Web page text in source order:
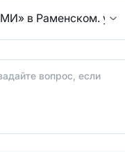
в Раменском. ул.
вопрос, если